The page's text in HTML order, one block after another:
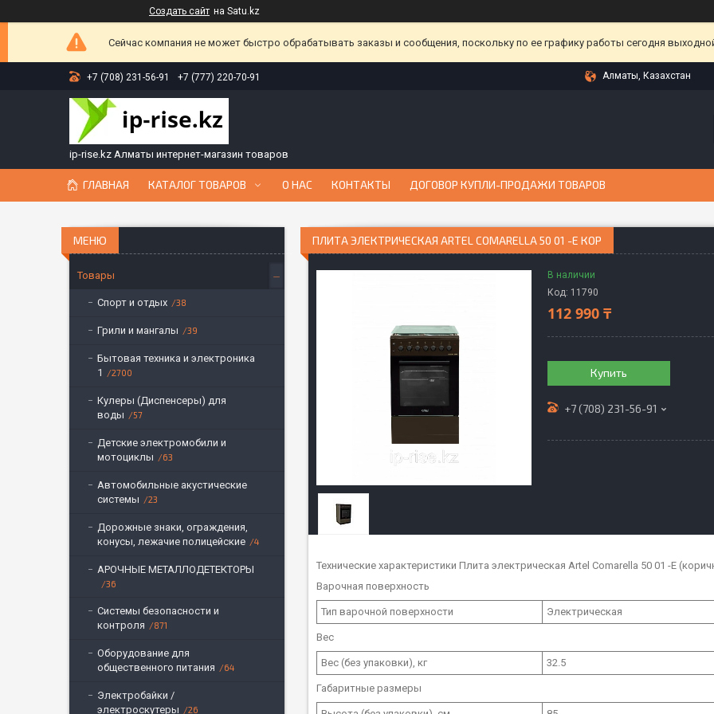
Создать сайт на Satu.kz
Сейчас компания не может быстро обрабатывать заказы и сообщения, поскольку по ее графику работы сегодня
+7 (708) 231-56-91 +7 (777) 220-70-91 Алматы, Казахстан
ip-rise.kz Алматы интернет-магазин товаров
ГЛАВНАЯ КАТАЛОГ ТОВАРОВ О НАС КОНТАКТЫ ДОГОВОР КУПЛИ-ПРОДАЖИ ТОВАРОВ
ПЛИТА ЭЛЕКТРИЧЕСКАЯ ARTEL COMARELLA 50 01 -E КОР
В наличии
Код: 11790
112 990 ₸
Купить
+7 (708) 231-56-91
Технические характеристики Плита электрическая Artel Comarella 50 01 -E
Варочная поверхность
Тип варочной поверхности Электрическая
Вес
Вес (без упаковки), кг 32.5
Габаритные размеры
Товары
Спорт и отдых 38
Грили и мангалы 39
Бытовая техника и электроника
1
2700
Кулеры (Диспенсеры) для
воды
57
Детские электромобили и
мотоциклы
63
Автомобильные акустические
системы
23
Дорожные знаки, ограждения,
конусы, лежачие полицейские
4
АРОЧНЫЕ МЕТАЛЛОДЕТЕКТОРЫ
36
Системы безопасности и
контроля
871
Оборудование для
общественного питания
64
Электробайки /
электроскутеры
26